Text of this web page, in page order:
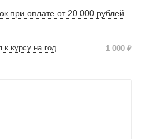
при оплате от 20 000 рублей
к курсу на год 1 000 ₽